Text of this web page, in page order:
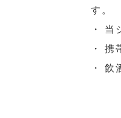
す。
・
・
・ 飲